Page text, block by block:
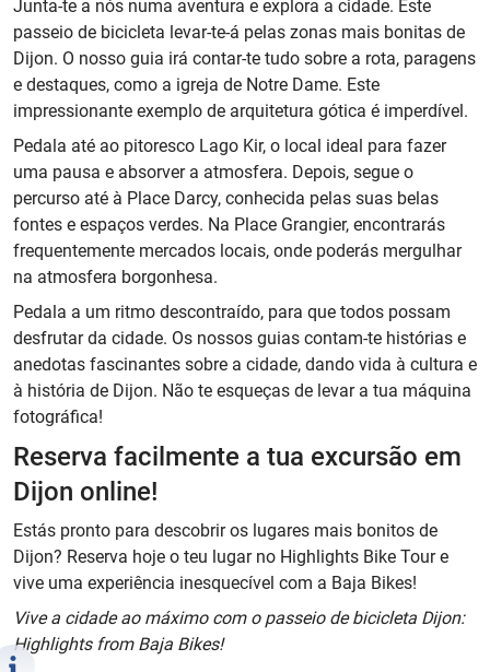
Junta-te a nós numa aventura e explora a cidade. Este
passeio de bicicleta levar-te-á pelas zonas mais bonitas de
Dijon. O nosso guia irá contar-te tudo sobre a rota, paragens
e destaques, como a igreja de Notre Dame. Este
impressionante exemplo de arquitetura gótica é imperdível.
Pedala até ao pitoresco Lago Kir, o local ideal para fazer
uma pausa e absorver a atmosfera. Depois, segue o
percurso até à Place Darcy, conhecida pelas suas belas
fontes e espaços verdes. Na Place Grangier, encontrarás
frequentemente mercados locais, onde poderás mergulhar
na atmosfera borgonhesa.
Pedala a um ritmo descontraído, para que todos possam
desfrutar da cidade. Os nossos guias contam-te histórias e
anedotas fascinantes sobre a cidade, dando vida à cultura e
à história de Dijon. Não te esqueças de levar a tua máquina
fotográfica!
Reserva facilmente a tua excursão em
Dijon online!
Estás pronto para descobrir os lugares mais bonitos de
Dijon? Reserva hoje o teu lugar no Highlights Bike Tour e
vive uma experiência inesquecível com a Baja Bikes!
Vive a cidade ao máximo com o passeio de bicicleta Dijon:
Highlights from Baja Bikes!